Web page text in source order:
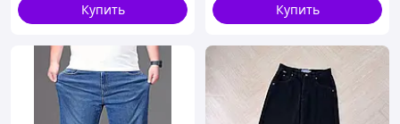
Купить
Купить